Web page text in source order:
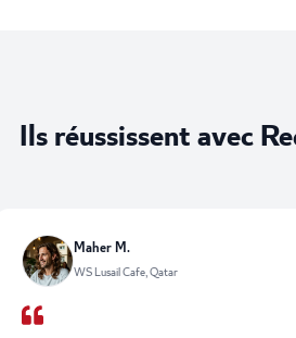
Ils réussissent avec
Maher M.
WS Lusail Cafe, Qatar